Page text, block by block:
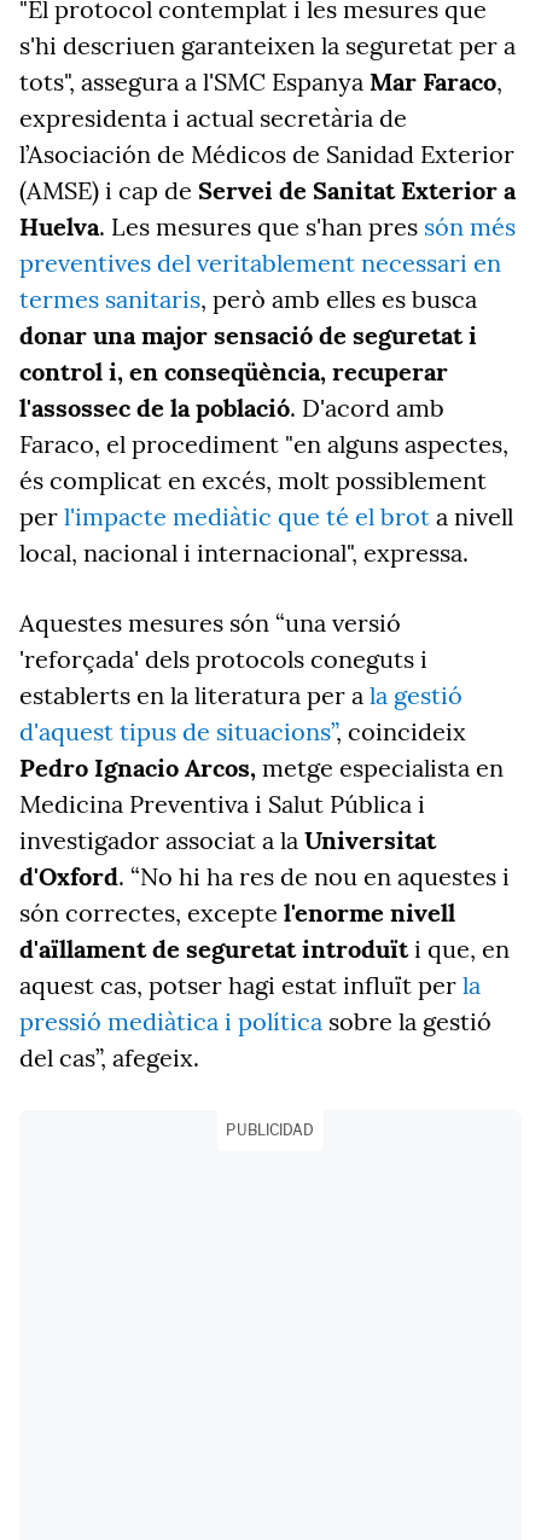
"El protocol contemplat i les mesures que
s'hi descriuen garanteixen la seguretat per a
tots", assegura a l'SMC Espanya Mar Faraco,
expresidenta i actual secretària de
l’Asociación de Médicos de Sanidad Exterior
(AMSE) i cap de Servei de Sanitat Exterior a
Huelva. Les mesures que s'han pres són més
preventives del veritablement necessari en
termes sanitaris, però amb elles es busca
donar una major sensació de seguretat i
control i, en conseqüència, recuperar
l'assossec de la població. D'acord amb
Faraco, el procediment "en alguns aspectes,
és complicat en excés, molt possiblement
per l'impacte mediàtic que té el brot a nivell
local, nacional i internacional", expressa.
Aquestes mesures són “una versió
'reforçada' dels protocols coneguts i
establerts en la literatura per a la gestió
d'aquest tipus de situacions”, coincideix
Pedro Ignacio Arcos, metge especialista en
Medicina Preventiva i Salut Pública i
investigador associat a la Universitat
d'Oxford. “No hi ha res de nou en aquestes i
són correctes, excepte l'enorme nivell
d'aïllament de seguretat introduïti que, en
aquest cas, potser hagi estat influït per la
pressió mediàtica i política sobre la gestió
del cas”, afegeix.
PUBLICIDAD